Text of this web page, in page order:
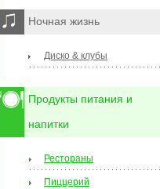
Ночная жизнь
Диско & клубы
Продукты питания и
напитки
Рестораны
Пиццерий